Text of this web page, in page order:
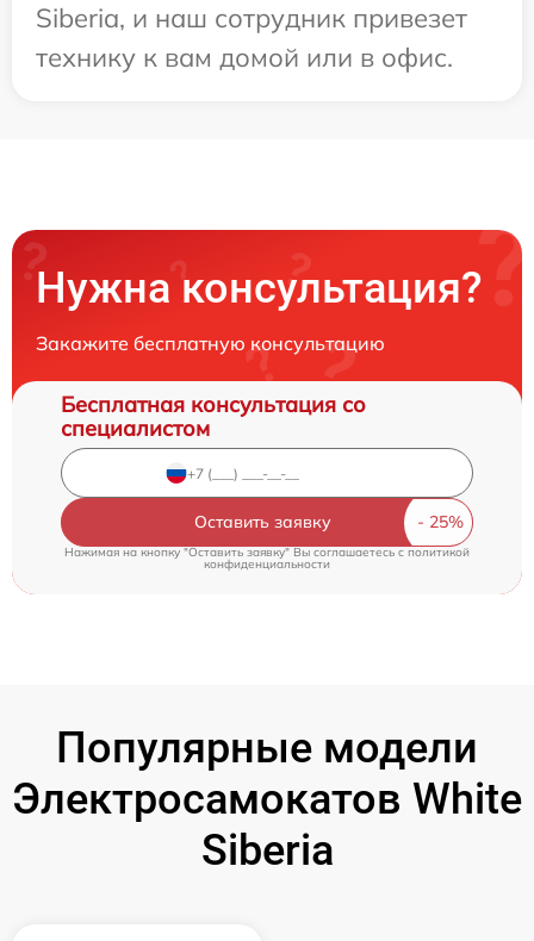
Siberia, и наш сотрудник привезет
технику к вам домой или в офис.
Нужна консультация?
Закажите бесплатную консультацию
Бесплатная консультация со
специалистом
Оставить заявку
Нажимая на кнопку "Оставить заявку" Вы соглашаетесь cполитикой
конфиденциальности
Популярные модели
Электросамокатов White
Siberia